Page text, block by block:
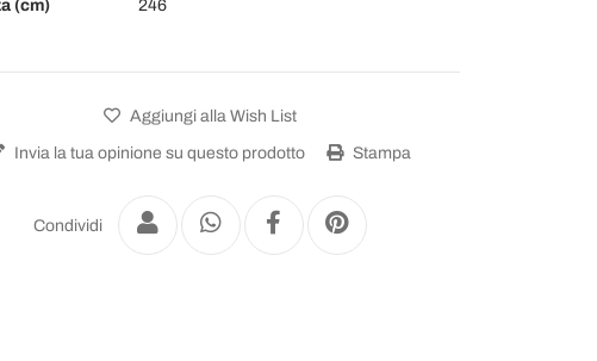
(cm)
246
Aggiungi alla Wish List
Invia la tua opinione su questo prodotto Stampa
Condividi